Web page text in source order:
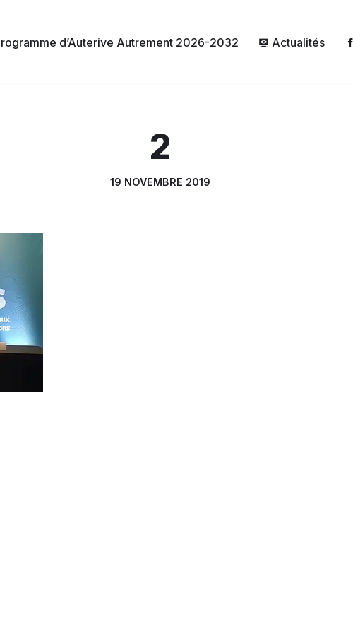
d’Auterive Autrement 2026-2032 Actualités
2
19 NOVEMBRE 2019